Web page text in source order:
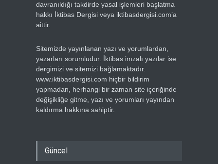
davranıldığı takdirde yasal işlemleri başlatma
hakkı İktibas Dergisi veya iktibasdergisi.com’a
aittir.
Sitemizde yayınlanan yazı ve yorumlardan,
yazarları sorumludur. İktibas imzalı yazılar ise
dergimizi ve sitemizi bağlamaktadır.
www.iktibasdergisi.com hiçbir bildirim
yapmadan, herhangi bir zaman site içeriğinde
değişikliğe gitme, yazı ve yorumları yayından
kaldırma hakkına sahiptir.
Güncel